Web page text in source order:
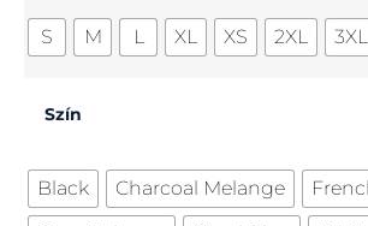
S M L XL XS 2XL 3XL
Szín
Black Charcoal Melange